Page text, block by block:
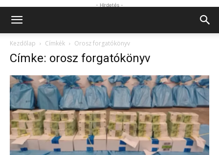
- Hirdetés -
Kezdőlap Címkék Orosz forgatókönyv
Címke: orosz forgatókönyv